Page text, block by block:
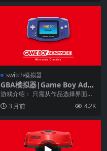
switch模拟器
GBA模拟器|Game Boy Adva
nce中文
游戏介绍： 只需从作品选择界面中
挑选想要玩的游戏，就能立即开始
游戏。玩家可以在不...
3 月前 4.2K